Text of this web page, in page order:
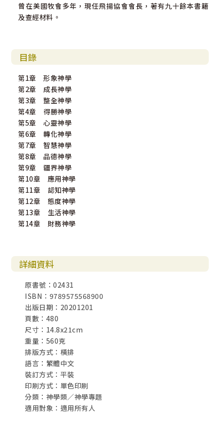
象進入原理，從具象進入抽象；應用，是從客觀進入主觀，
從知識進入生活。
知，並活化神兒女對生活應用的智慧。
李順長
2020年夏
曾在美國牧會多年，現任飛揚協會會長，著有九十餘本書籍
及查經材料。
目錄
第1章 形象神學
第2章 成長神學
第3章 整全神學
第4章 得勝神學
第5章 心靈神學
第6章 轉化神學
第7章 智慧神學
第8章 品德神學
第9章 疆界神學
第10章 應用神學
第11章 認知神學
第12章 態度神學
第13章 生活神學
第14章 財務神學
詳細資料
原書號：02431
ISBN：9789575568900
出版日期：20201201
頁數：480
尺寸：14.8x21cm
重量：560克
排版方式：橫排
語言：繁體中文
裝訂方式：平裝
印刷方式：單色印刷
分類：神學類／神學專題
適用對象：適用所有人